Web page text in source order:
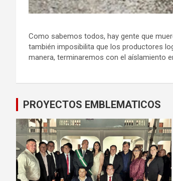
Como sabemos todos, hay gente que
también imposibilita que los productores
manera, terminaremos con el aíslamiento
PROYECTOS EMBLEMATICOS